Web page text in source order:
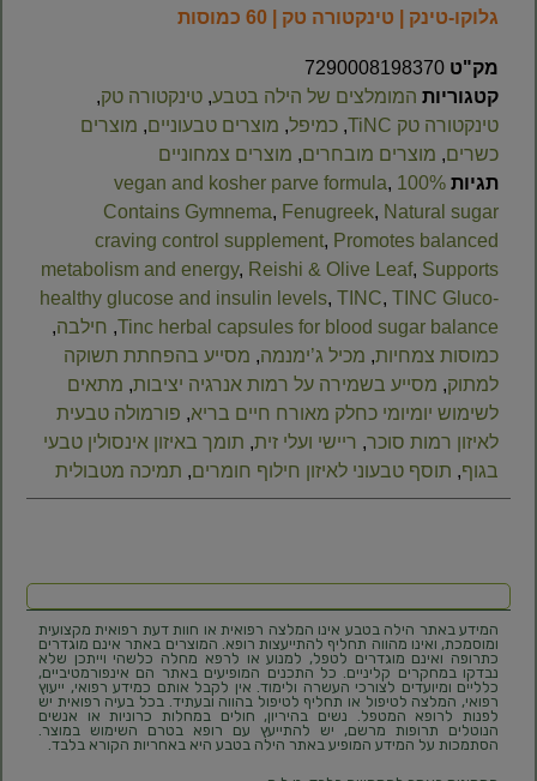
גלוקו-טינק | טינקטורה טק | 60 כמוסות
מק"ט 7290008198370
קטגוריות המומלצים של הילה בטבע, טינקטורה טק,
טינקטורה טק TiNC
, כמיפל, מוצרים טבעוניים, מוצרים
כשרים, מוצרים מובחרים, מוצרים צמחוניים
תגיות 100% vegan and kosher parve formula
,
Contains Gymnema, Fenugreek, Natural sugar
craving control supplement, Promotes balanced
metabolism and energy, Reishi & Olive Leaf, Supports
healthy glucose and insulin levels, TINC, TINC Gluco-
Tinc herbal capsules for blood sugar balance
, חילבה,
כמוסות צמחיות, מכיל ג’ימנמה, מסייע בהפחתת תשוקה
למתוק, מסייע בשמירה על רמות אנרגיה יציבות, מתאים
לשימוש יומיומי כחלק מאורח חיים בריא, פורמולה טבעית
לאיזון רמות סוכר, ריישי ועלי זית, תומך באיזון אינסולין טבעי
בגוף, תוסף טבעוני לאיזון חילוף חומרים, תמיכה מטבולית
המידע באתר הילה בטבע אינו המלצה רפואית או חוות דעת רפואית מקצועית
ומוסמכת, ואינו מהווה תחליף להתייעצות רופא. המוצרים באתר אינם מוגדרים
כתרופה ואינם מוגדרים לטפל, למנוע או לרפא מחלה כלשהי וייתכן שלא
נבדקו במחקרים קליניים. כל התכנים המופיעים באתר הם אינפורמטיביים,
כלליים ומיועדים לצורכי העשרה ולימוד. אין לקבל אותם כמידע רפואי, ייעוץ
רפואי, המלצה לטיפול או תחליף לטיפול בהווה ובעתיד. בכל בעיה רפואית יש
לפנות לרופא המטפל. נשים בהיריון, חולים במחלות כרוניות או אנשים
הנוטלים תרופות מרשם, יש להתייעץ עם רופא בטרם השימוש במוצר.
הסתמכות על המידע המופיע באתר הילה בטבע היא באחריות הקורא בלבד.